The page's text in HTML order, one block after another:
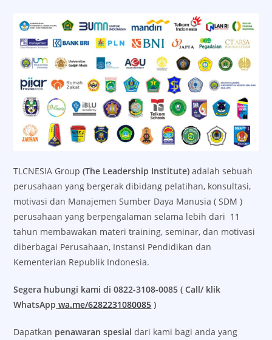
TLCNESIA Group(The Leadership Institute)adalah sebuah
perusahaan yang bergerak dibidang pelatihan, konsultasi,
motivasi dan Manajemen Sumber Daya Manusia ( SDM )
perusahaan yang berpengalaman selama lebih dari 11
tahun membawakan materi training, seminar, dan motivasi
diberbagai Perusahaan, Instansi Pendidikan dan
Kementerian Republik Indonesia.
Segera hubungi kami di 0822-3108-0085 ( Call/ klik
WhatsApp wa.me/6282231080085 )
Dapatkan penawaran spesial dari kami bagi anda yang